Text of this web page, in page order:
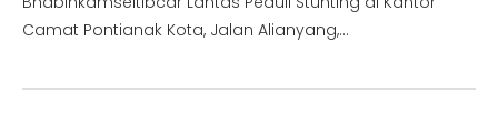
Camat Pontianak Kota, Jalan Alianyang,…